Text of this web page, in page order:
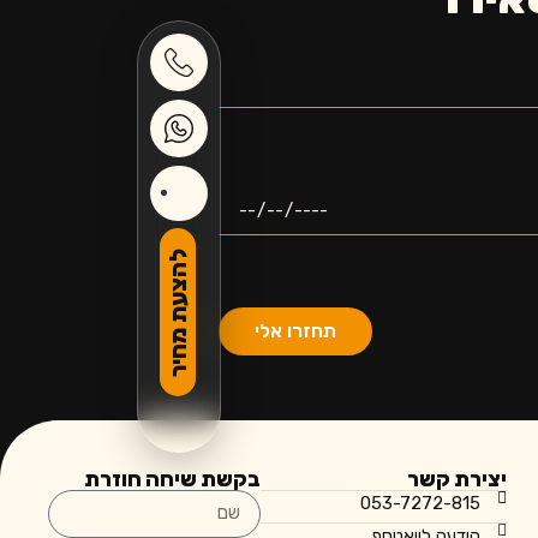
תחזרו אלי
יצירת קשר
053-7272-815
בקשת שיחה חוזרת
להצעת מחיר